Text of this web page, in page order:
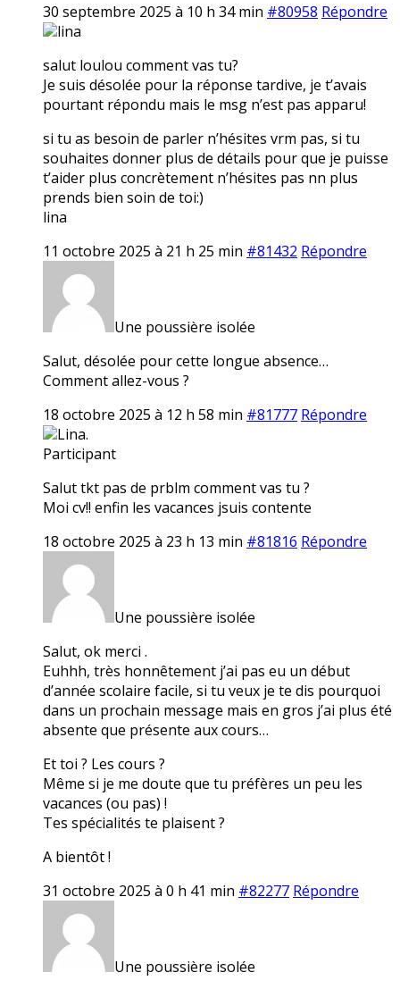
30 septembre 2025 à 10 h 34 min #80958 Répondre
lina
salut loulou comment vas tu?
Je suis désolée pour la réponse tardive, je t’avais
pourtant répondu mais le msg n’est pas apparu!
si tu as besoin de parler n’hésites vrm pas, si tu
souhaites donner plus de détails pour que je puisse
t’aider plus concrètement n’hésites pas nn plus
prends bien soin de toi:)
lina
11 octobre 2025 à 21 h 25 min #81432 Répondre
Une poussière isolée
Salut, désolée pour cette longue absence…
Comment allez-vous ?
18 octobre 2025 à 12 h 58 min #81777 Répondre
Lina.
Participant
Salut tkt pas de prblm comment vas tu ?
Moi cv!! enfin les vacances jsuis contente
18 octobre 2025 à 23 h 13 min #81816 Répondre
Une poussière isolée
Salut, ok merci .
Euhhh, très honnêtement j’ai pas eu un début
d’année scolaire facile, si tu veux je te dis pourquoi
dans un prochain message mais en gros j’ai plus été
absente que présente aux cours…
Et toi ? Les cours ?
Même si je me doute que tu préfères un peu les
vacances (ou pas) !
Tes spécialités te plaisent ?
A bientôt !
31 octobre 2025 à 0 h 41 min #82277 Répondre
Une poussière isolée